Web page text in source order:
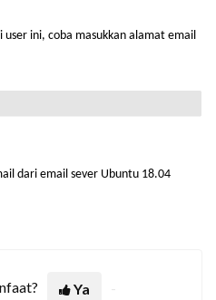
user ini, coba masukkan alamat email
dari email sever Ubuntu 18.04
Ya